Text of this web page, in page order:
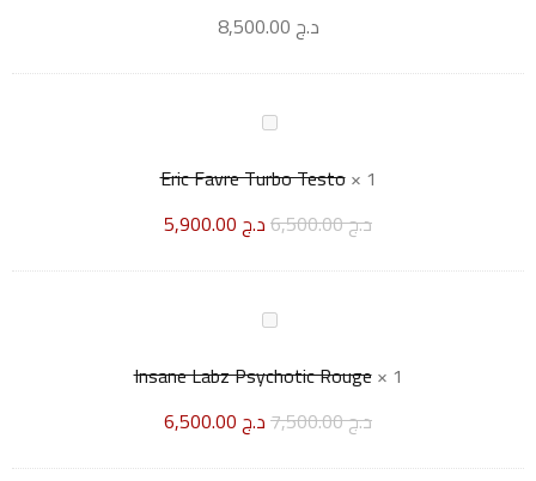
د.ج
1
×
Eric Favre Turbo Testo
د.ج6,500.00 د.ج
1
×
Insane Labz Psychotic Rouge
د.ج7,500.00 د.ج